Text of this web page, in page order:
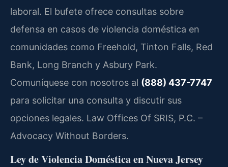
laboral. El bufete ofrece consultas sobre
defensa en casos de violencia doméstica en
comunidades como Freehold, Tinton Falls, Red
Bank, Long Branch y Asbury Park.
Comuníquese con nosotros al (888) 437-7747
para solicitar una consulta y discutir sus
opciones legales. Law Offices Of SRIS, P.C. –
Advocacy Without Borders.
Ley de Violencia Doméstica en Nueva Jersey